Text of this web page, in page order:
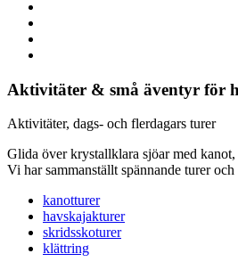
Aktivitäter & små äventyr för
Aktivitäter, dags- och flerdagars turer
Glida över krystallklara sjöar med
Vi har sammanställt spännande turer
kanotturer
havskajakturer
skridsskoturer
klättring